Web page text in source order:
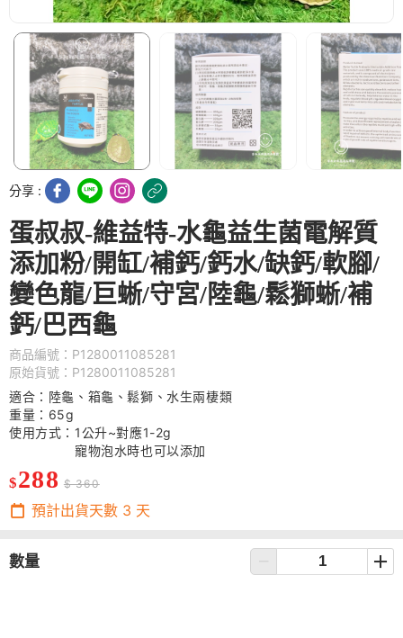
分享 :
蛋叔叔-維益特-水龜益生菌電解質
添加粉/開缸/補鈣/鈣水/缺鈣/軟腳/
變色龍/巨蜥/守宮/陸龜/鬆獅蜥/補
鈣/巴西龜
商品編號：P1280011085281
原始貨號：P1280011085281
適合：陸龜、箱龜、鬆獅、水生兩棲類
重量：65g
使用方式：1公升~對應1-2g
寵物泡水時也可以添加
$288 $ 360
預計出貨天數 3 天
數量